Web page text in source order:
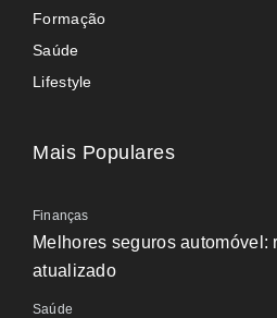
Formação
Saúde
Lifestyle
Mais Populares
Finanças
Melhores seguros automóvel:
atualizado
Saúde